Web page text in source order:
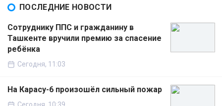
ПОСЛЕДНИЕ НОВОСТИ
Сотруднику ППС и гражданину в
Ташкенте вручили премию за спасение
ребёнка
Сегодня, 11:03
На Карасу-6 произошёл сильный пожар